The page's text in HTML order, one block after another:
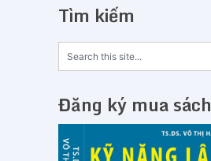
Tìm kiếm
Đăng ký mua sách